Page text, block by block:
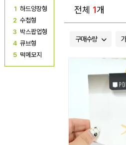
1 하드양장형
2 수첩형
3 박스팝업형
4 큐브형
5 떡메모지
전체 1개
구매수량